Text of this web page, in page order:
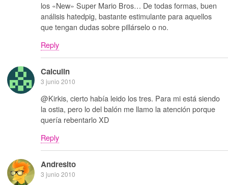
los «New» Super Mario Bros… De todas formas, buen
análisis hatedpig, bastante estimulante para aquellos
que tengan dudas sobre pillárselo o no.
Reply
Calculin
3 junio 2010
@Kirkis, cierto había leido los tres. Para mi está siendo
la ostia, pero lo del balón me llamo la atención porque
quería rebentarlo XD
Reply
Andresito
3 junio 2010